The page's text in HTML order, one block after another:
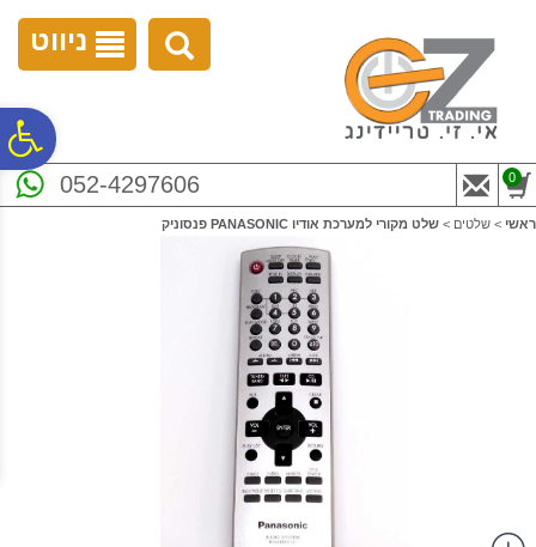
נגישות
ניווט
052-4297606 0
ראשי > שלטים > שלט מקורי למערכת אודיו PANASONIC פנסוניק